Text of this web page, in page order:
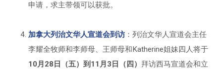
申请，求主带领可以获批。
加拿大列治文华人宣道会到访：列治文华人宣道会主任
李耀全牧师和李师母、王师母和Katherine姐妹四人将于
10月28日（五）到11月3日（四） 拜访西马宣道会和立